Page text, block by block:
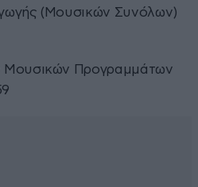
(Μουσικών Συνόλων)
Προγραμμάτων